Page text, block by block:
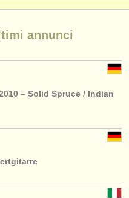
annunci
– Solid Spruce / Indian